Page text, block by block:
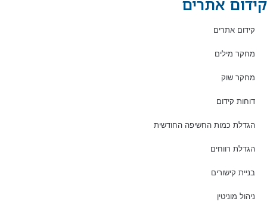
קידום אתרים
מחקר מילים
מחקר שוק
דוחות קידום
הגדלת כמות החשיפה החודשית
הגדלת רווחים
בניית קישורים
ניהול מוניטין